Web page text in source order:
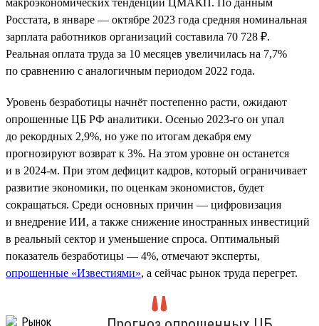
Росстата, в январе — октябре 2023 года средняя номинальная
зарплата работников организаций составила 70 728 ₽.
Реальная оплата труда за 10 месяцев увеличилась на 7,7%
по сравнению с аналогичным периодом 2022 года.
Уровень безработицы начнёт постепенно расти, ожидают
опрошенные ЦБ РФ аналитики. Осенью 2023-го он упал
до рекордных 2,9%, но уже по итогам декабря ему
прогнозируют возврат к 3%. На этом уровне он останется
и в 2024-м. При этом дефицит кадров, который ограничивает
развитие экономики, по оценкам экономистов, будет
сокращаться. Среди основных причин — цифровизация
и внедрение ИИ, а также снижение иностранных инвестиций
в реальный сектор и уменьшение спроса. Оптимальный
показатель безработицы — 4%, отмечают эксперты,
опрошенные «Известиями», а сейчас рынок труда перегрет.